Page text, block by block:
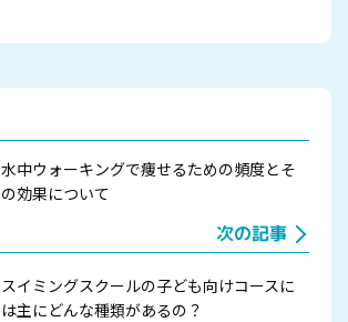
水中ウォーキングで痩せるための頻度とそ
の効果について
次の記事
スイミングスクールの子ども向けコースに
は主にどんな種類があるの？